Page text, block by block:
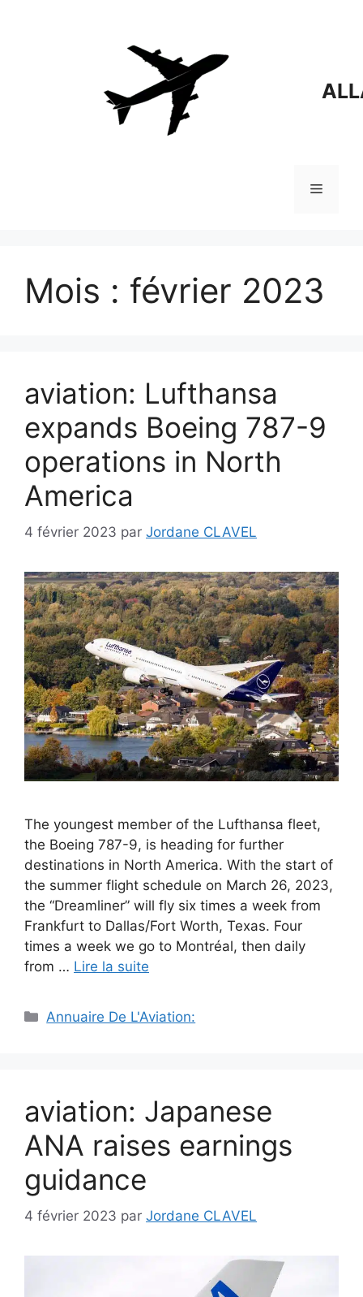
Menu
Mois : février 2023
aviation: Lufthansa
expands Boeing 787-9
operations in North
America
4 février 2023 par Jordane CLAVEL
The youngest member of the Lufthansa fleet,
the Boeing 787-9, is heading for further
destinations in North America. With the start of
the summer flight schedule on March 26, 2023,
the “Dreamliner” will fly six times a week from
Frankfurt to Dallas/Fort Worth, Texas. Four
times a week we go to Montréal, then daily
from … Lire la suite
Catégories
Annuaire De L'Aviation:
aviation: Japanese
ANA raises earnings
guidance
4 février 2023 par Jordane CLAVEL